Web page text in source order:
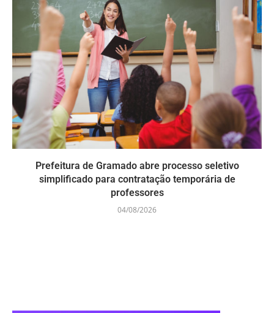
Prefeitura de Gramado abre processo seletivo
simplificado para contratação temporária de
professores
04/08/2026